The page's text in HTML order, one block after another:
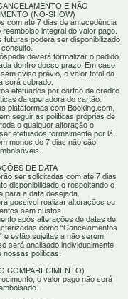
E NÃO
(NO-SHOW)
com até 7 dias de antecedência
integral do valor pago.
poderá ser disponibilizado
deverá formalizar o pedido
dentro desse prazo. Em caso
aviso prévio, o valor total da
será cobrado.
efetuados por cartão de credito
da operadora do cartão.
plataformas com Booking.com,
seguir as políticas próprias de
e qualquer alteração e
efetuados formalmente por lá.
menos de 7 dias não são
DE DATA
ser solicitadas com até 7 dias
disponibilidade e respeitando o
para a data desejada.
possível realizar alterações ou
sem custos.
após alterações de datas de
como “Cancelamentos
e estão sujeitas a não serem
será analisado individualmente
nossas políticas.
COMPARECIMENTO)
o valor pago não será